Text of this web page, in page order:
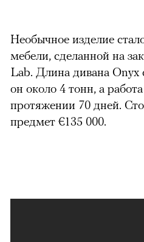
00:00/00:00
Необычное изделие
мебели, сделанной на
Lab. Длина дивана Onyx
он около 4 тонн, а
протяжении 70 дней.
предмет €135 000.